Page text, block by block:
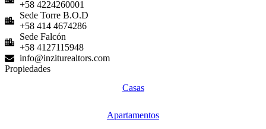
+58 4224260001
Sede Torre B.O.D
+58 414 4674286
Sede Falcón
+58 4127115948
info@inziturealtors.com
Propiedades
Casas
Apartamentos